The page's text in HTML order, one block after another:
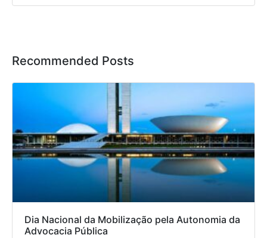
Recommended Posts
Dia Nacional da Mobilização pela Autonomia da
Advocacia Pública